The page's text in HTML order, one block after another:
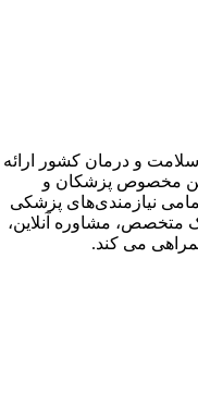
و درمان کشور ارائه
مخصوص پزشکان و
نیازمندی‌های پزشکی
متخصص، مشاوره آنلاین،
می کند.